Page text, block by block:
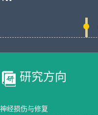
研究方向
神经损伤与修复